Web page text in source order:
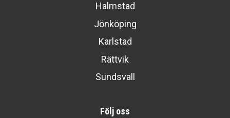
Halmstad
Jönköping
Karlstad
Rättvik
Sundsvall
Följ oss